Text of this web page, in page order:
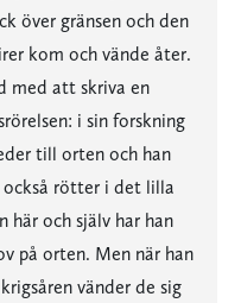
över gränsen och den
kom och vände åter.
med att skriva en
i sin forskning
till orten och han
också rötter i det lilla
här och själv har han
på orten. Men när han
vänder de sig